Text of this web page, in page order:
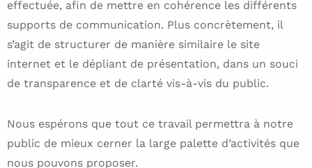
effectuée, afin de mettre en cohérence les différents
supports de communication. Plus concrètement, il
s’agit de structurer de manière similaire le site
internet et le dépliant de présentation, dans un souci
de transparence et de clarté vis-à-vis du public.
Nous espérons que tout ce travail permettra à notre
public de mieux cerner la large palette d’activités que
nous pouvons proposer.